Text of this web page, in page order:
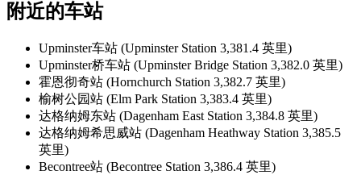
附近的车站
Upminster车站 (Upminster Station 3,381.4 英里)
Upminster桥车站 (Upminster Bridge Station 3,382.0 英里)
霍恩彻奇站 (Hornchurch Station 3,382.7 英里)
榆树公园站 (Elm Park Station 3,383.4 英里)
达格纳姆东站 (Dagenham East Station 3,384.8 英里)
达格纳姆希思威站 (Dagenham Heathway Station 3,385.5
英里)
Becontree站 (Becontree Station 3,386.4 英里)